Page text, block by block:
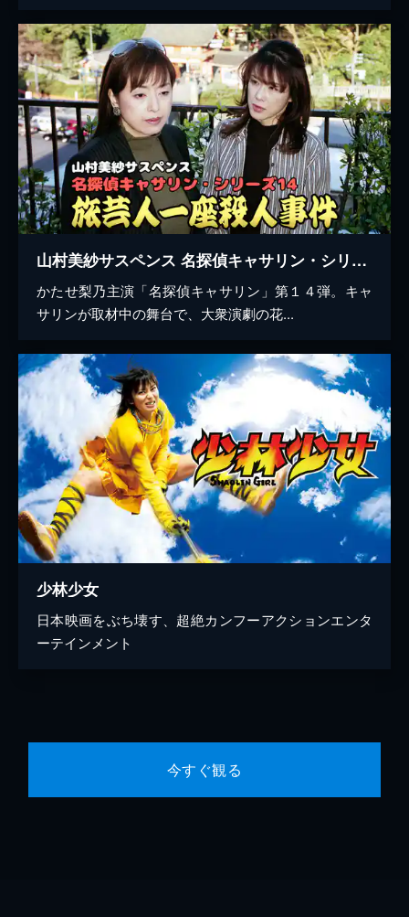
山村美紗サスペンス 名探偵キャサリン・シリーズ14 旅芸人一座殺人事件
かたせ梨乃主演「名探偵キャサリン」第１４弾。キャ
サリンが取材中の舞台で、大衆演劇の花...
少林少女
日本映画をぶち壊す、超絶カンフーアクションエンタ
ーテインメント
今すぐ観る